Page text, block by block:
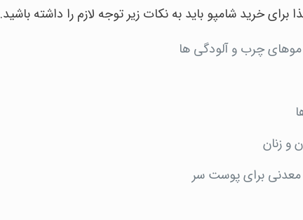
خرید شامپو باید به نکات زیر توجه لازم را داشته باشید.
چرب و آلودگی ها
و زنان
معدنی برای پوست سر